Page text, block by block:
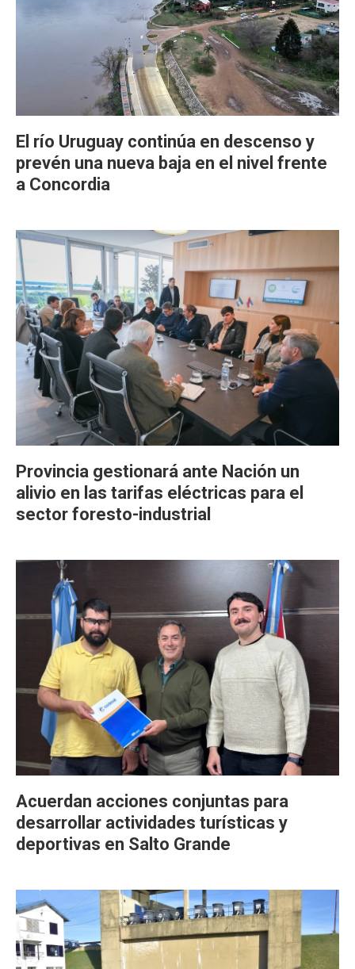
El río Uruguay continúa en descenso y
prevén una nueva baja en el nivel frente
a Concordia
Provincia gestionará ante Nación un
alivio en las tarifas eléctricas para el
sector foresto-industrial
Acuerdan acciones conjuntas para
desarrollar actividades turísticas y
deportivas en Salto Grande